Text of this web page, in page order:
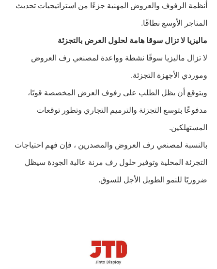
أنظمة الرفوف والعروض المهنية جزءًا من استراتيجيات تحديث
المتاجر الأوسع نطاقًا.
ماليزيا لا تزال سوقا هامة لحلول العرض بالتجزئة
لا تزال ماليزيا سوقًا نشطة وواعدة لمصنعي رف العروض
وموردي الأجهزة التجزئة.
ويتوقع أن يظل الطلب على رفوف العرض المخصصة قويًا،
مدفوعًا بتوسع التجزئة والترميم التجاري وتطور توقعات
المستهلكين.
بالنسبة لمصنعي رف العروض والمصدرين ، فإن فهم احتياجات
التجزئة المحلية وتوفير حلول رف مرنة عالية الجودة سيظل
ضروريًا للنمو الطويل الأجل للسوق.